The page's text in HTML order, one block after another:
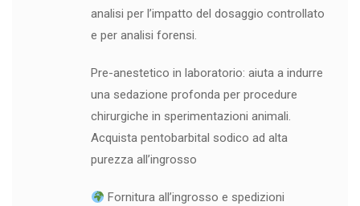
analisi per l’impatto del dosaggio controllato
e per analisi forensi.
Pre-anestetico in laboratorio: aiuta a indurre
una sedazione profonda per procedure
chirurgiche in sperimentazioni animali.
Acquista pentobarbital sodico ad alta
purezza all’ingrosso
Fornitura all’ingrosso e spedizioni